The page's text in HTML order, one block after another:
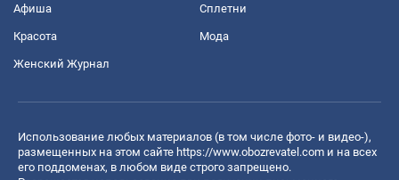
Афиша Сплетни
Красота Мода
Женский Журнал
Использование любых материалов (в том числе фото- и видео-),
размещенных на этом сайте https://www.obozrevatel.com и на всех
его поддоменах, в любом виде строго запрещено.